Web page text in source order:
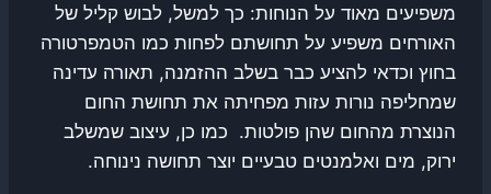
משפיעים מאוד על הנוחות: כך למשל, לבוש קליל של
האורחים משפיע על תחושתם לפחות כמו הטמפרטורה
בחוץ וכדאי להציע כבר בשלב ההזמנה, תאורה עדינה
שמחליפה נורות עזות מפחיתה את תחושת החום
הנוצרת מהחום שהן פולטות. כמו כן, עיצוב שמשלב
ירוק, מים ואלמנטים טבעיים יוצר תחושה נינוחה.